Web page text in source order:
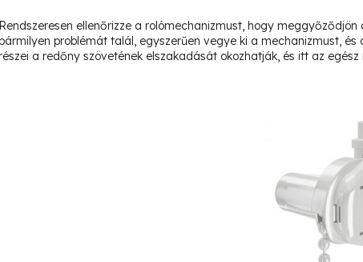
Rendszeresen ellenőrizze a rolómechanizmust, hogy
problémát talál, egyszerűen vegye ki a mechanizmust,
a redőny szövetének elszakadását okozhatják, és itt az